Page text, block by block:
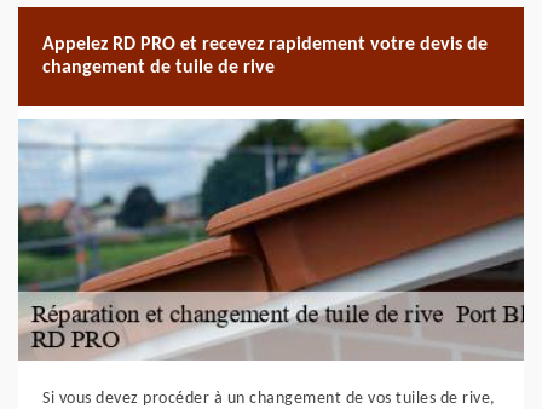
Appelez RD PRO et recevez rapidement votre devis de
changement de tuile de rive
Si vous devez procéder à un changement de vos tuiles de rive,